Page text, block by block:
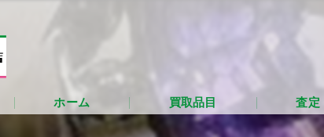
ホーム 買取品目 査定